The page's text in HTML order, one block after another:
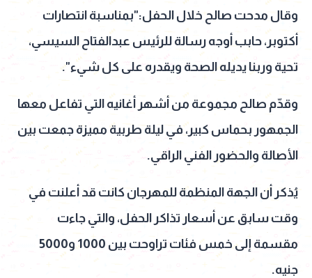
وقال مدحت صالح خلال الحفل:"بمناسبة انتصارات
أكتوبر، حابب أوجه رسالة للرئيس عبدالفتاح السيسي،
تحية وربنا يديله الصحة ويقدره على كل شيء".
وقدّم صالح مجموعة من أشهر أغانيه التي تفاعل معها
الجمهور بحماس كبير، في ليلة طربية مميزة جمعت بين
الأصالة والحضور الفني الراقي.
يُذكر أن الجهة المنظمة للمهرجان كانت قد أعلنت في
وقت سابق عن أسعار تذاكر الحفل، والتي جاءت
مقسمة إلى خمس فئات تراوحت بين 1000 و5000
جنيه.